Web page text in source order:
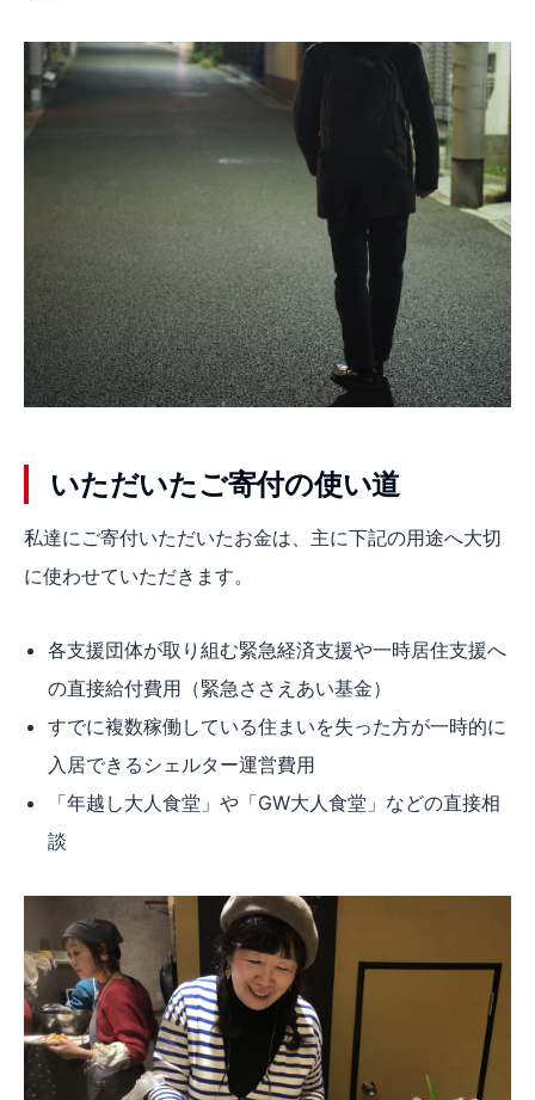
いただいたご寄付の使い道
私達にご寄付いただいたお金は、主に下記の用途へ大切
に使わせていただきます。
各支援団体が取り組む緊急経済支援や一時居住支援へ
の直接給付費用（緊急ささえあい基金）
すでに複数稼働している住まいを失った方が一時的に
入居できるシェルター運営費用
「年越し大人食堂」や「GW大人食堂」などの直接相
談